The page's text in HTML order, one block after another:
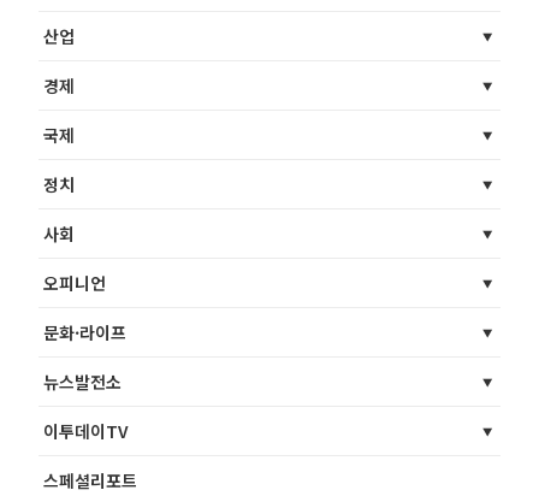
산업
경제
국제
정치
사회
오피니언
문화·라이프
뉴스발전소
이투데이TV
스페셜리포트